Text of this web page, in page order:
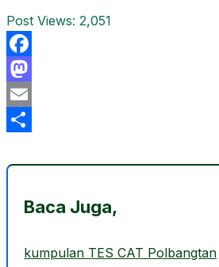
Post Views: 2,051
Facebook
Mastodon
Email
Baca Juga,
kumpulan TES CAT Polbangtan